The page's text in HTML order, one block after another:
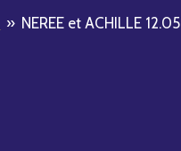
» NEREE et ACHILLE 12.05